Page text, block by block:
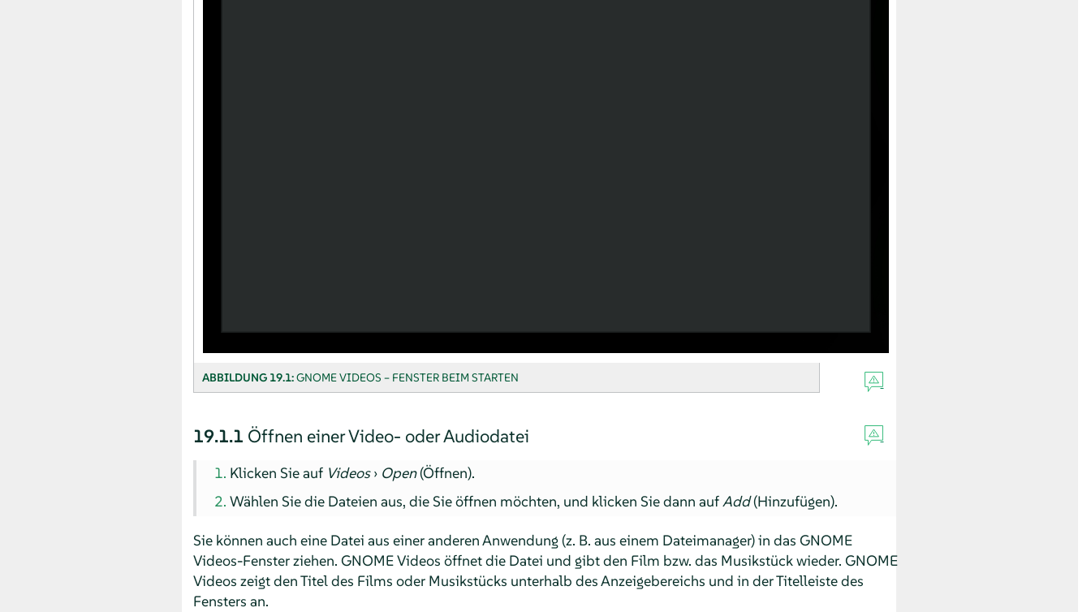
ABBILDUNG 19.1:GNOME VIDEOS – FENSTER BEIM STARTEN
19.1.1 Öffnen einer Video- oder Audiodatei
Klicken Sie auf Videos› Open(Öffnen).
Wählen Sie die Dateien aus, die Sie öffnen möchten, und klicken Sie dann aufAdd(Hinzufügen).
Sie können auch eine Datei aus einer anderen Anwendung (z. B. aus einem Dateimanager) in das GNOME
Videos-Fenster ziehen. GNOME Videos öffnet die Datei und gibt den Film bzw. das Musikstück wieder. GNOME
Videos zeigt den Titel des Films oder Musikstücks unterhalb des Anzeigebereichs und in der Titelleiste des
Fensters an.